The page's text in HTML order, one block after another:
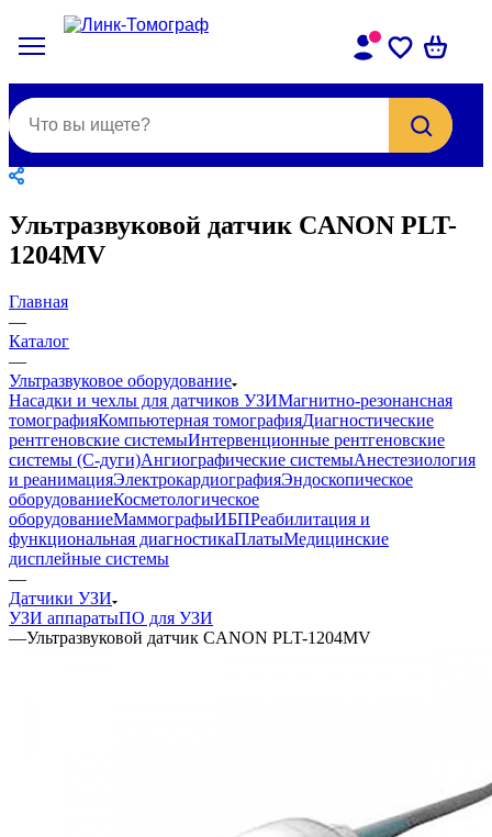
Ультразвуковой датчик CANON PLT-
1204MV
Главная
—
Каталог
—
Ультразвуковое оборудование
Насадки и чехлы для датчиков УЗИМагнитно-резонансная
томографияКомпьютерная томографияДиагностические
рентгеновские системыИнтервенционные рентгеновские
системы (С-дуги)Ангиографические системыАнестезиология
и реанимацияЭлектрокардиографияЭндоскопическое
оборудованиеКосметологическое
оборудованиеМаммографыИБПРеабилитация и
функциональная диагностикаПлатыМедицинские
дисплейные системы
—
Датчики УЗИ
УЗИ аппаратыПО для УЗИ
—Ультразвуковой датчик CANON PLT-1204MV